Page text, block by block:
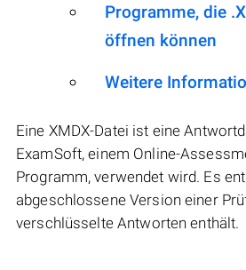
Programme, die
öffnen können
Weitere
Eine XMDX-Datei ist eine
ExamSoft, einem Online-
Programm, verwendet wird. Es
abgeschlossene Version einer
verschlüsselte Antworten enthält.